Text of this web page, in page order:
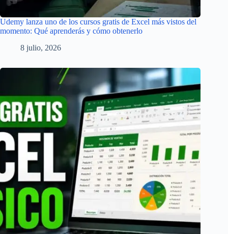
Udemy lanza uno de los cursos gratis de Excel más vistos del
momento: Qué aprenderás y cómo obtenerlo
8 julio, 2026